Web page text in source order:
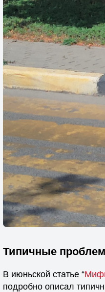
Типичные
В июньской статье “
подробно описал